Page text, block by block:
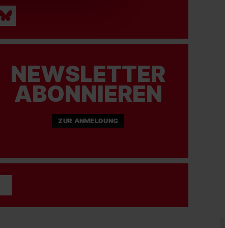
NEWSLETTER
ABONNIEREN
ZUR ANMELDUNG